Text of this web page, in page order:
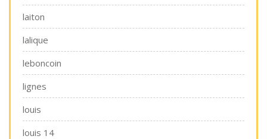
laiton
lalique
leboncoin
lignes
louis
louis 14